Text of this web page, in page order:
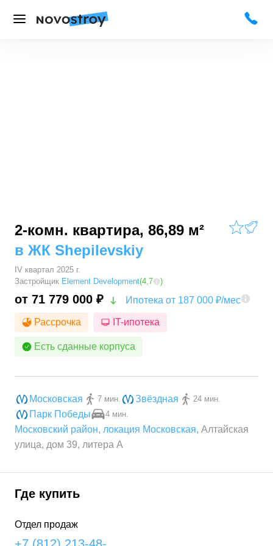
2-комн. квартира, 86,89 м²
в ЖК Shepilevskiy
IV квартал 2025 г.
Застройщик Element Development(4,7 )
от 71 779 000 ₽ Ипотека от 187 000 ₽/мес
Рассрочка IT-ипотека
Есть сданные корпуса
Московская 7 мин. Звёздная 24 мин.
Парк Победы 4 мин.
Московский район, локация Московская, Алтайская
улица, дом 39, литера А
Где купить
Отдел продаж